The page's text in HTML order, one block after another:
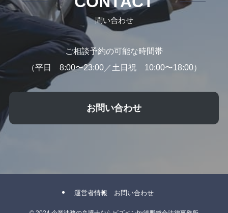
問い合わせ
ご相談予約の可能な時間帯
（平日 8:00〜23:00／土日祝 10:00〜18:00）
お問い合わせ
運営者情報 お問い合わせ